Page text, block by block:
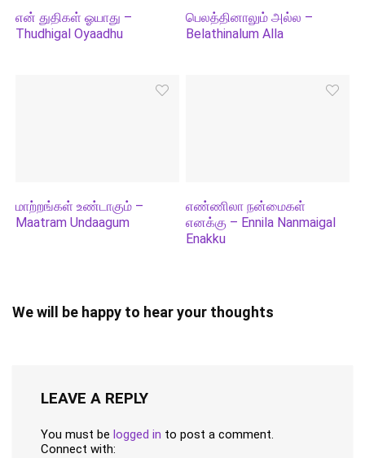
என் துதிகள் ஓயாது –
Thudhigal Oyaadhu
பெலத்தினாலும் அல்ல –
Belathinalum Alla
மாற்றங்கள் உண்டாகும் –
Maatram Undaagum
எண்ணிலா நன்மைகள்
எனக்கு – Ennila Nanmaigal
Enakku
We will be happy to hear your thoughts
LEAVE A REPLY
You must be logged in to post a comment.
Connect with: